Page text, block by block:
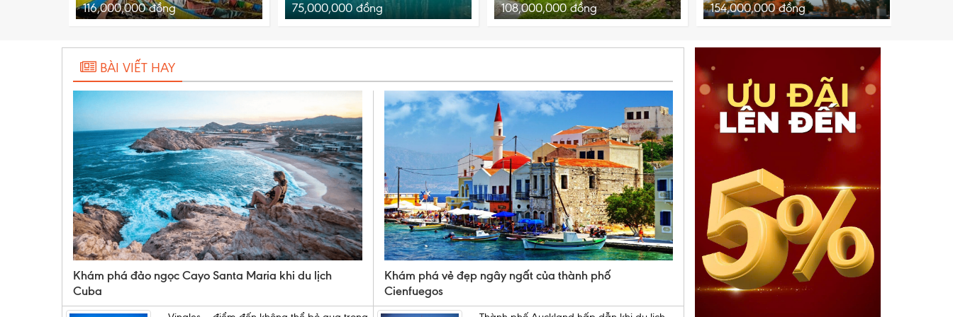
116,000,000đồng
Ngày KH khác: 14/09
75,000,000đồng 108,000,000đồng 154,000,000đồng
BÀI VIẾT HAY
Khám phá đảo ngọc Cayo Santa Maria khi du lịch
Cuba
Khám phá vẻ đẹp ngây ngất của thành phố
Cienfuegos